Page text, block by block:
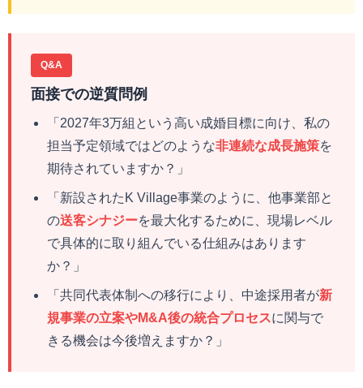
Q&A
面接での逆質問例
「2027年3万組という高い成婚目標に向け、私の
担当予定領域ではどのような非連続な成長施策を
期待されていますか？」
「新設されたK Village事業のように、他事業部と
の送客シナジーを最大化するために、現場レベル
で具体的に取り組んでいる仕組みはあります
か？」
「共同代表体制への移行により、中途採用者が新
規事業の立案やM&A後の統合プロセスに関与で
きる機会は今後増えますか？」